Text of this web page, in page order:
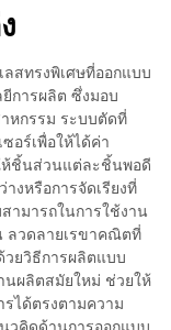
สทรงพิเศษที่ออกแบบ
การผลิต ซึ่งมอบ
หกรรม ระบบตัดที่
อร์เพื่อให้ได้ค่า
ห้ชิ้นส่วนแต่ละชิ้นพอดี
งหรือการจัดเรียงที่
ามารถในการใช้งาน
ลวดลายเรขาคณิตที่
ยวิธีการผลิตแบบ
นผลิตสมัยใหม่ ช่วยให้
ได้ตรงตามความ